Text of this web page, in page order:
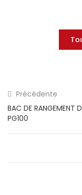
Précédente
BAC DE RANGEMENT
PG100